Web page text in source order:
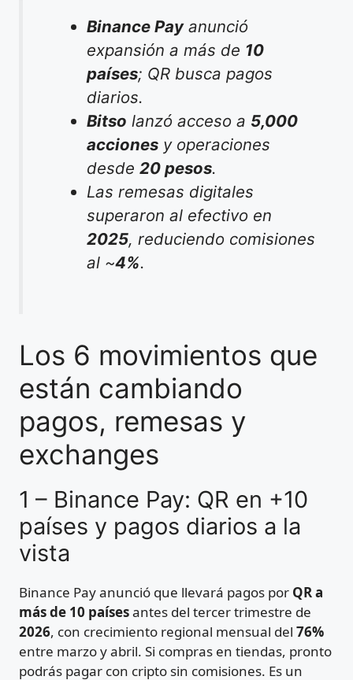
Binance Payanunció
expansión a más de 10
países; QR busca pagos
diarios.
Bitso lanzó acceso a 5,000
acciones y operaciones
desde20 pesos.
Las remesas digitales
superaron al efectivo en
2025, reduciendo comisiones
al ~4%.
Los 6 movimientos que
están cambiando
pagos, remesas y
exchanges
1 – Binance Pay: QR en +10
países y pagos diarios a la
vista
Binance Pay anunció que llevará pagos por QR a
más de 10 paísesantes del tercer trimestre de
2026, con crecimiento regional mensual del 76%
entre marzo y abril. Si compras en tiendas, pronto
podrás pagar con cripto sin comisiones. Es un